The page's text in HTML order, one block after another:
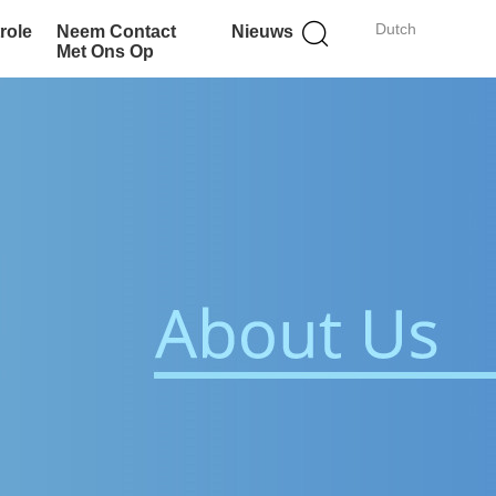
Dutch
Neem Contact
Met Ons Op
Nieuws